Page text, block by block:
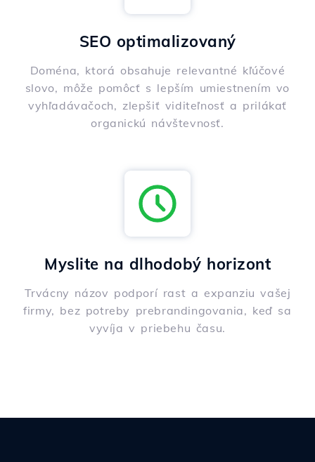
SEO optimalizovaný
Doména, ktorá obsahuje relevantné kľúčové
slovo, môže pomôcť s lepším umiestnením vo
vyhľadávačoch, zlepšiť viditeľnosť a prilákať
organickú návštevnosť.
Myslite na dlhodobý horizont
Trvácny názov podporí rast a expanziu vašej
firmy, bez potreby prebrandingovania, keď sa
vyvíja v priebehu času.